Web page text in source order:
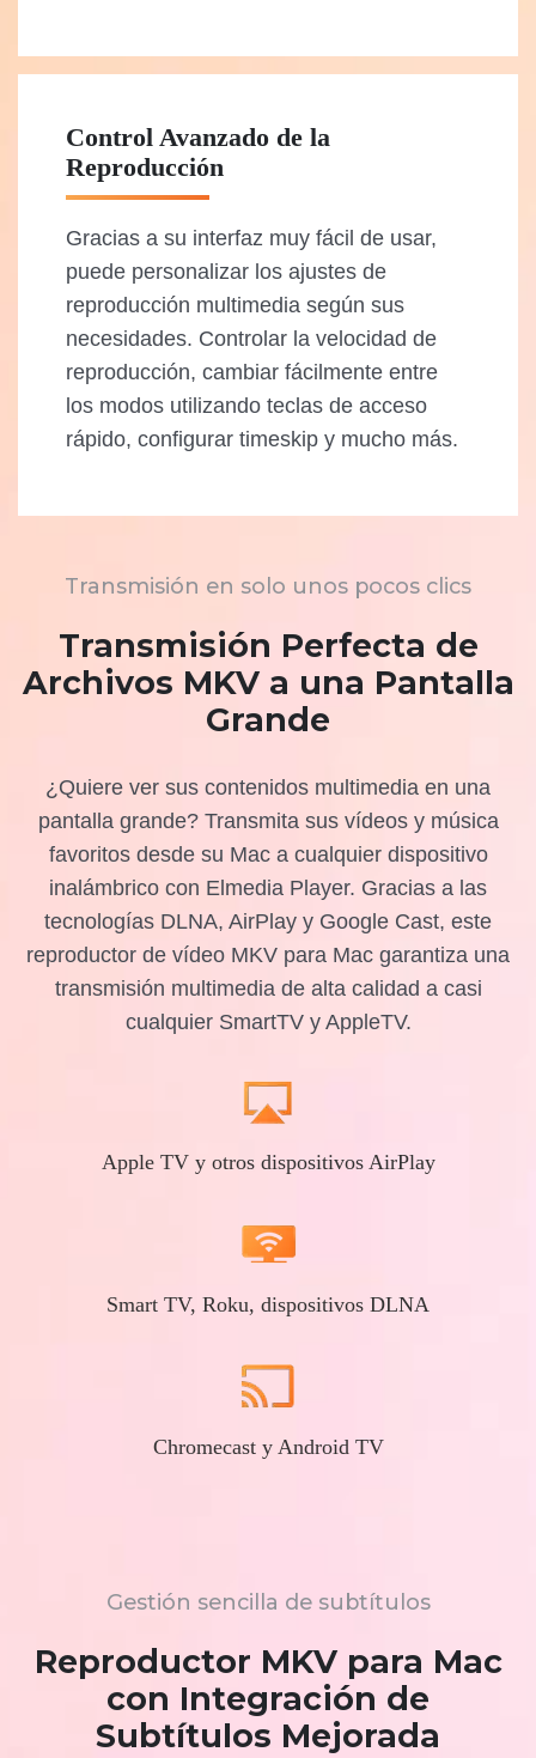
Control Avanzado de la
Reproducción
Gracias a su interfaz muy fácil de usar,
puede personalizar los ajustes de
reproducción multimedia según sus
necesidades. Controlar la velocidad de
reproducción, cambiar fácilmente entre
los modos utilizando teclas de acceso
rápido, configurar timeskip y mucho más.
Transmisión en solo unos pocos clics
Transmisión Perfecta de
Archivos MKV a una Pantalla
Grande
¿Quiere ver sus contenidos multimedia en una
pantalla grande? Transmita sus vídeos y música
favoritos desde su Mac a cualquier dispositivo
inalámbrico con Elmedia Player. Gracias a las
tecnologías DLNA, AirPlay y Google Cast, este
reproductor de vídeo MKV para Mac garantiza una
transmisión multimedia de alta calidad a casi
cualquier SmartTV y AppleTV.
Apple TV y otros dispositivos AirPlay
Smart TV, Roku, dispositivos DLNA
Chromecast y Android TV
Gestión sencilla de subtítulos
Reproductor MKV para Mac
con Integración de
Subtítulos Mejorada